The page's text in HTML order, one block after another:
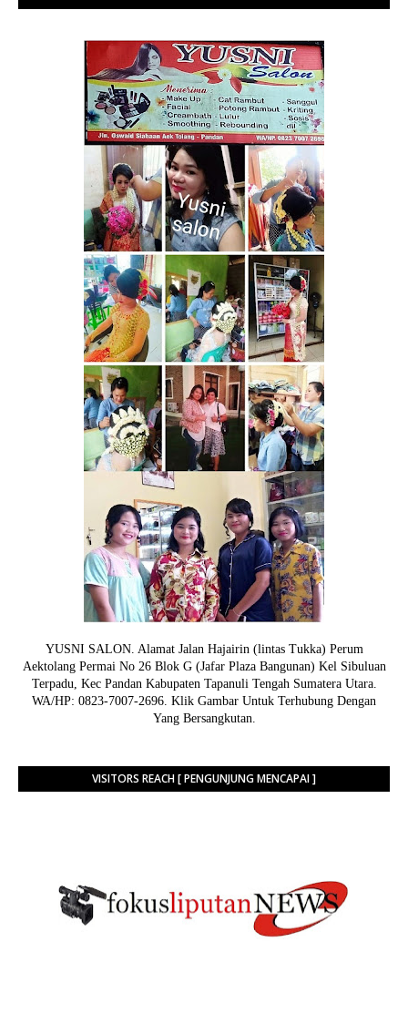
YUSNI SALON. Alamat Jalan Hajairin (lintas Tukka) Perum
Aektolang Permai No 26 Blok G (Jafar Plaza Bangunan) Kel Sibuluan
Terpadu, Kec Pandan Kabupaten Tapanuli Tengah Sumatera Utara.
WA/HP: 0823-7007-2696. Klik Gambar Untuk Terhubung Dengan
Yang Bersangkutan.
VISITORS REACH [ PENGUNJUNG MENCAPAI ]